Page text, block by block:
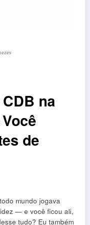
na
de
mundo jogava
— e você ficou ali,
tudo? Eu também